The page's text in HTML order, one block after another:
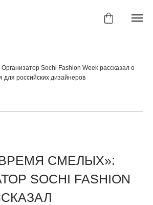
Sochi Fashion Week рассказал о
для российских дизайнеров
СМЕЛЫХ»:
SOCHI FASHION